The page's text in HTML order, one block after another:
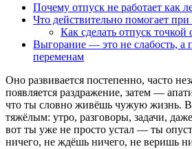
Почему отпуск не работает как
Что действительно помогает
Как сделать отпуск точкой
Выгорание — это не слабость, а
переменам
Оно развивается постепенно, часто
появляется раздражение, затем —
что ты словно живёшь чужую жизнь.
тяжёлым: утро, разговоры, задачи,
вот ты уже не просто устал — ты
ничего, не ждёшь ничего, не веришь